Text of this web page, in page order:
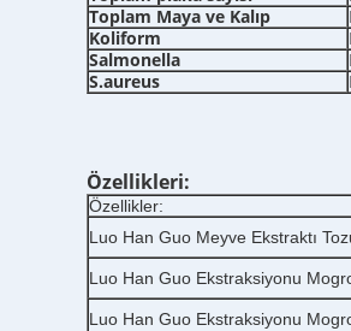
Toplam Maya ve Kalıp
Koliform
Salmonella
S.aureus
Özellikleri:
Özellikler:
Luo Han Guo Meyve Ekstraktı
Luo Han Guo Ekstraksiyonu
Luo Han Guo Ekstraksiyonu